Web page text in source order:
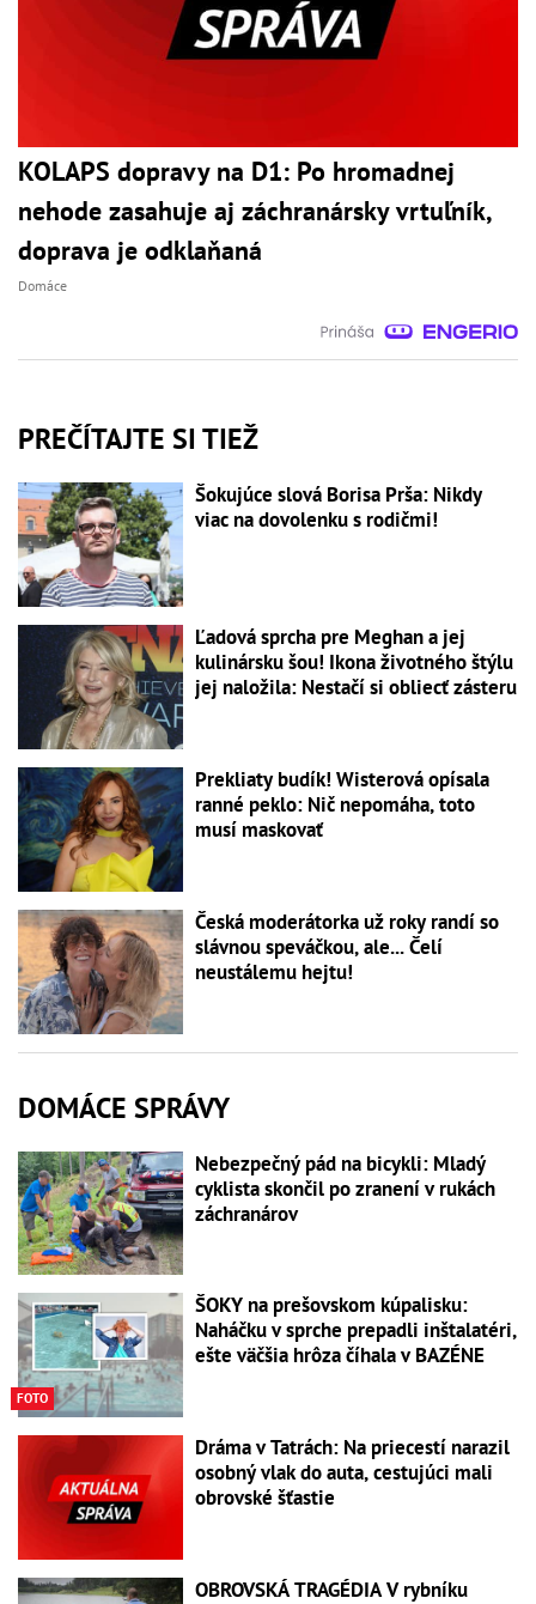
KOLAPS dopravy na D1: Po hromadnej
nehode zasahuje aj záchranársky vrtuľník,
doprava je odklaňaná
Domáce
PREČÍTAJTE SI TIEŽ
Šokujúce slová Borisa Prša: Nikdy
viac na dovolenku s rodičmi!
Ľadová sprcha pre Meghan a jej
kulinársku šou! Ikona životného štýlu
jej naložila: Nestačí si obliecť zásteru
Prekliaty budík! Wisterová opísala
ranné peklo: Nič nepomáha, toto
musí maskovať
Česká moderátorka už roky randí so
slávnou speváčkou, ale... Čelí
neustálemu hejtu!
DOMÁCE SPRÁVY
Nebezpečný pád na bicykli: Mladý
cyklista skončil po zranení v rukách
záchranárov
FOTO
ŠOKY na prešovskom kúpalisku:
Naháčku v sprche prepadli inštalatéri,
ešte väčšia hrôza číhala v BAZÉNE
Dráma v Tatrách: Na priecestí narazil
osobný vlak do auta, cestujúci mali
obrovské šťastie
OBROVSKÁ TRAGÉDIA V rybníku